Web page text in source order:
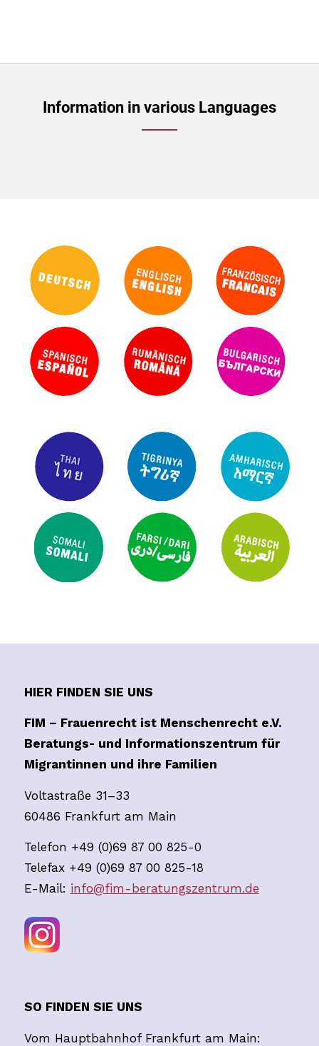
Information in various Languages
HIER FINDEN SIE UNS
FIM – Frauenrecht ist Menschenrecht e.V.
Beratungs- und Informationszentrum für
Migrantinnen und ihre Familien
Voltastraße 31–33
60486 Frankfurt am Main
Telefon +49 (0)69 87 00 825-0
Telefax +49 (0)69 87 00 825-18
E-Mail: info@fim-beratungszentrum.de
SO FINDEN SIE UNS
Vom Hauptbahnhof Frankfurt am Main: